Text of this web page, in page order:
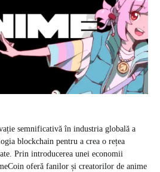
semnificativă în industria globală a
blockchain pentru a crea o rețea
Prin introducerea unei economii
oferă fanilor și creatorilor de anime